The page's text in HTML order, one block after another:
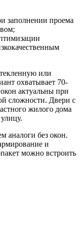
заполнении проема
или
охватывает 70-
актуальны при
сложности. Двери с
жилого дома
аналоги без окон.
и
можно встроить